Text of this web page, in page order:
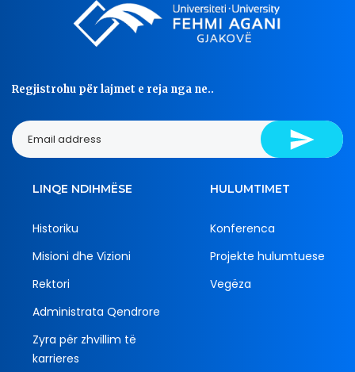
Regjistrohu për lajmet e reja nga ne..
LINQE NDIHMËSE
Historiku
Misioni dhe Vizioni
Rektori
Administrata Qendrore
Zyra për zhvillim të
karrieres
HULUMTIMET
Konferenca
Projekte hulumtuese
Vegëza